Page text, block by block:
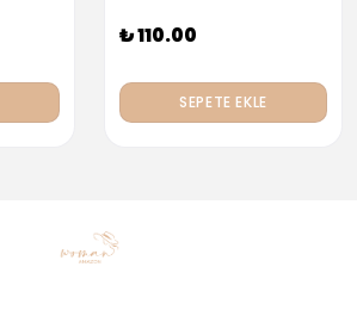
₺ 110.00
SEPETE EKLE